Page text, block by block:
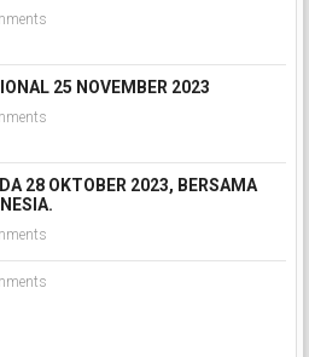
25 NOVEMBER 2023
28 OKTOBER 2023, BERSAMA